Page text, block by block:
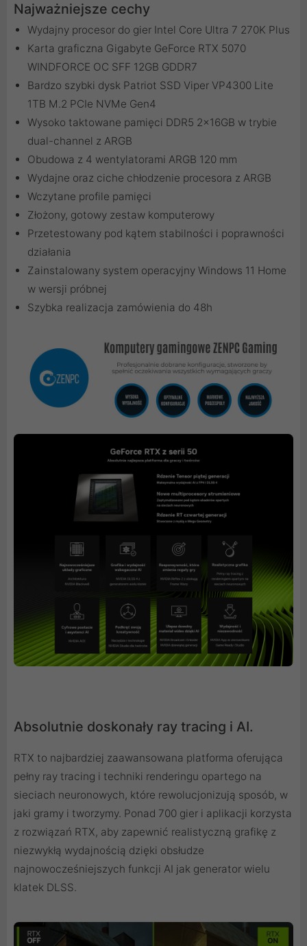
Najważniejsze cechy
Wydajny procesor do gier Intel Core Ultra 7 270K Plus
Karta graficzna Gigabyte GeForce RTX 5070
WINDFORCE OC SFF 12GB GDDR7
Bardzo szybki dysk Patriot SSD Viper VP4300 Lite
1TB M.2 PCIe NVMe Gen4
Wysoko taktowane pamięci DDR5 2x16GB w trybie
dual-channel z ARGB
Obudowa z 4 wentylatorami ARGB 120 mm
Wydajne oraz ciche chłodzenie procesora z ARGB
Wczytane profile pamięci
Złożony, gotowy zestaw komputerowy
Przetestowany pod kątem stabilności i poprawności
działania
Zainstalowany system operacyjny Windows 11 Home
w wersji próbnej
Szybka realizacja zamówienia do 48h
Absolutnie doskonały ray tracing i AI.
RTX to najbardziej zaawansowana platforma oferująca
pełny ray tracing i techniki renderingu opartego na
sieciach neuronowych, które rewolucjonizują sposób, w
jaki gramy i tworzymy. Ponad 700 gier i aplikacji korzysta
z rozwiązań RTX, aby zapewnić realistyczną grafikę z
niezwykłą wydajnością dzięki obsłudze
najnowocześniejszych funkcji AI jak generator wielu
klatek DLSS.